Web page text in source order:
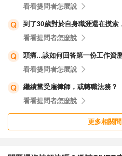
麼? 請他救救你, 假設他對全部人
問題, 主管的心思就是這麼謎.....
就長期來說, 不管是哪一種, 很明
合- 他講話你聽不懂, 而且一年多
來, 可能要思考, 要不要找下一個
祝您好運, 撥雲散霧
看看提問者怎麼說
到了30歲對於自身職涯還在摸索
看看提問者怎麼說
頭痛...該如何回答第一份工作資
看看提問者怎麼說
繼續當受雇律師，或轉職法務？
看看提問者怎麼說
更多相關